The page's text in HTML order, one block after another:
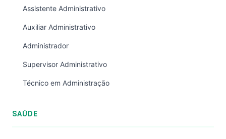
Assistente Administrativo
Auxiliar Administrativo
Administrador
Supervisor Administrativo
Técnico em Administração
SAÚDE